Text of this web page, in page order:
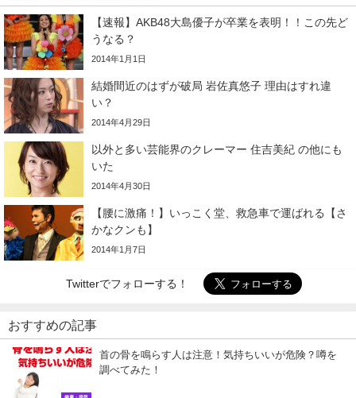
【速報】AKB48大島優子が卒業を表明！！この先ど
うなる？
2014年1月1日
結婚間近のはずが破局 岩佐真悠子 理由はすれ違
い？
2014年4月29日
以外と多い芸能界のクレーマー 住吉美紀 の他にも
いた
2014年4月30日
【腰に激痛！】いっこく堂、救急車で運ばれる【さ
かなクンも】
2014年1月7日
Twitterでフォローする！
おすすめの記事
健康・病気
首の骨を鳴らす人は注意！気持ちいいが危険？噂を
調べてみた！